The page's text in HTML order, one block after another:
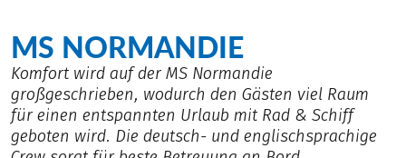
MS NORMANDIE
Komfort wird auf der MS Normandie
großgeschrieben, wodurch den Gästen viel Raum
für einen entspannten Urlaub mit Rad & Schiff
geboten wird. Die deutsch- und englischsprachige